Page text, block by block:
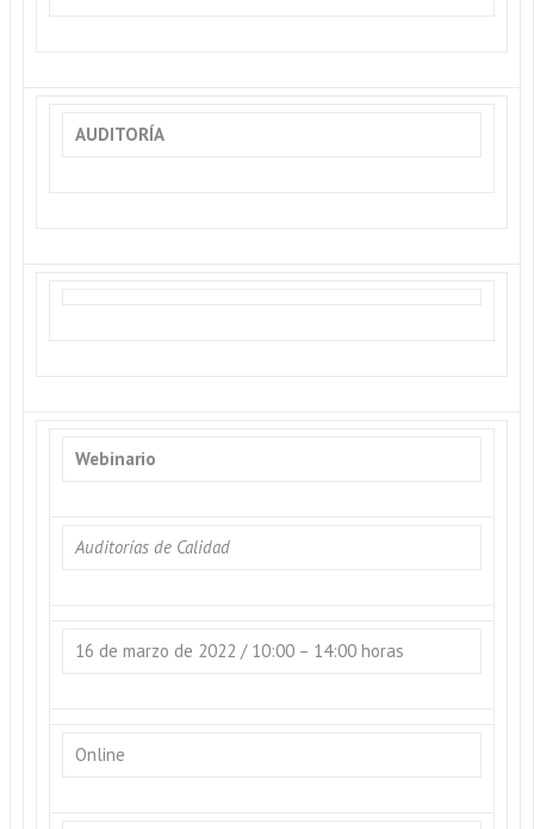
AUDITORÍA
Webinario
Auditorías de Calidad
16 de marzo de 2022 / 10:00 – 14:00 horas
Online